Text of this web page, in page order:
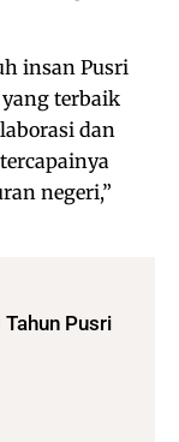
insan Pusri
terbaik
dan
negeri,”
Pusri